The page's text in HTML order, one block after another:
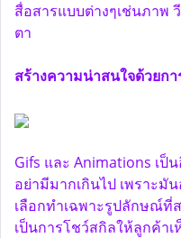
สื่อสารแบบต่างๆเช่นภาพ
ตา
สร้างความน่าสนใจด้วยก
Gifs และ Animations เป็
อย่ามีมากเกินไป เพราะมั
เลือกทำเฉพาะรูปลักษณ์
เป็นการโชว์สกิลให้ลูกค้า